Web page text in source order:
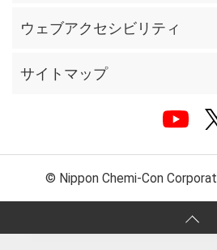
ウェブアクセシビリティ
サイトマップ
© Nippon Chemi-Con